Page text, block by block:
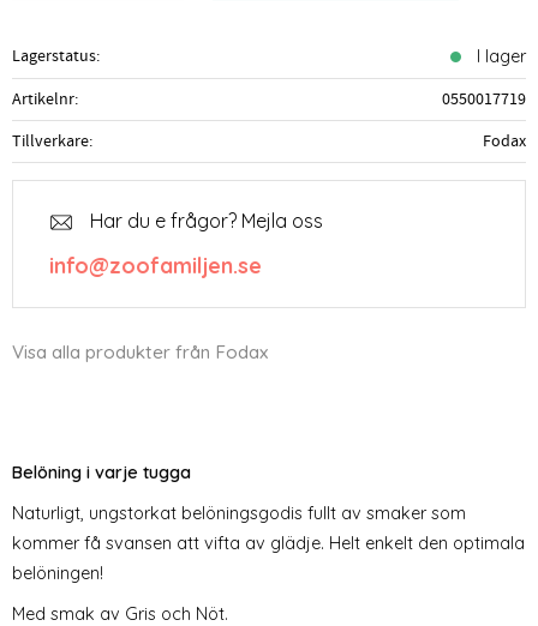
Lagerstatus I lager
Artikelnr
0550017719
Tillverkare
Fodax
Har du e frågor? Mejla oss
info@zoofamiljen.se
Visa alla produkter från Fodax
Belöning i varje tugga
Naturligt, ungstorkat belöningsgodis fullt av smaker som
kommer få svansen att vifta av glädje. Helt enkelt den optimala
belöningen!
Med smak av Gris och Nöt.